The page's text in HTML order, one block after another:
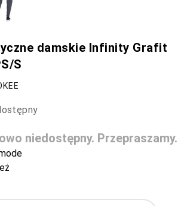
damskie Infinity Grafit
S
niedostępny. Przepraszamy.